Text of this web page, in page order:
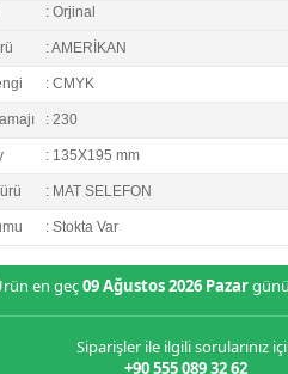
: Orjinal
: AMERİKAN
: CMYK
: 230
: 135X195 mm
: MAT SELEFON
: Stokta Var
en geç09 Ağustos 2026 Pazar
Siparişler ile ilgili sorularınız
+90 555 089 32 62